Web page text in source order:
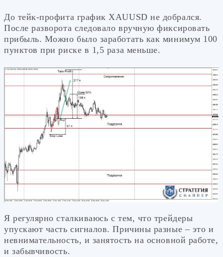
До тейк-профита график XAUUSD не добрался.
После разворота следовало вручную фиксировать
прибыль. Можно было заработать как минимум 100
пунктов при риске в 1,5 раза меньше.
Я регулярно сталкиваюсь с тем, что трейдеры
упускают часть сигналов. Причины разные – это и
невнимательность, и занятость на основной работе,
и забывчивость.